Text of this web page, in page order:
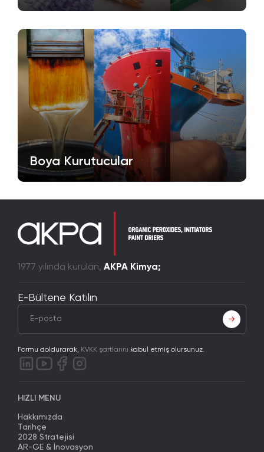
Boya Kurutucular
1977 yılında kurulan, AKPA Kimya;
E-Bültene Katılın
Formu doldurarak, KVKK şartlarını kabul etmiş olursunuz.
HIZLI MENU
Hakkımızda
Tarihçe
2028 Stratejisi
AR-GE & İnovasyon